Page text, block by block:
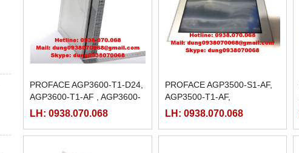
PROFACE AGP3600-T1-D24,
AGP3600-T1-AF , AGP3600-
T1-D24-M, AGP3600-T1-AF-
LH: 0938.070.068
PROFACE AGP3500-S1-AF,
AGP3500-T1-AF,
LH: 0938.070.068